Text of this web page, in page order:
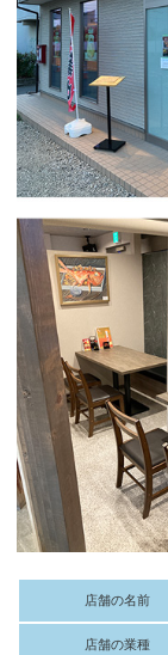
店舗の名前
店舗の業種